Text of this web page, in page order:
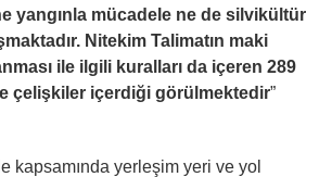
yangınla mücadele ne de silvikültür
Nitekim Talimatın maki
ile ilgili kuralları da içeren 289
çelişkiler içerdiği görülmektedir”
kapsamında yerleşim yeri ve yol